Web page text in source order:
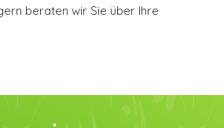
beraten wir Sie über Ihre